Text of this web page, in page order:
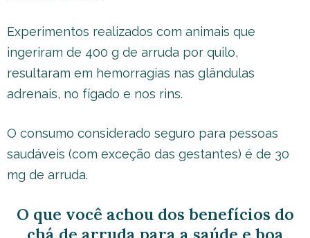
Experimentos realizados com animais que
ingeriram de 400 g de arruda por quilo,
resultaram em hemorragias nas glândulas
adrenais, no fígado e nos rins.
O consumo considerado seguro para pessoas
saudáveis (com exceção das gestantes) é de 30
mg de arruda.
O que você achou dos benefícios do